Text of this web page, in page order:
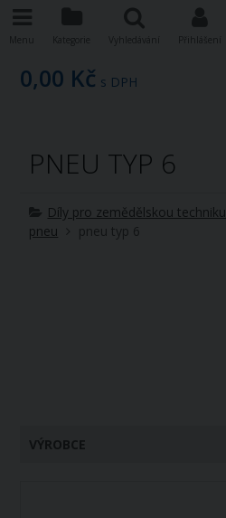
0,00 Kč s DPH
PNEU TYP 6
Díly pro zemědělskou techniku
pneu
pneu typ 6
VÝROBCE
Menu Kategorie Vyhledávání Přihlášení